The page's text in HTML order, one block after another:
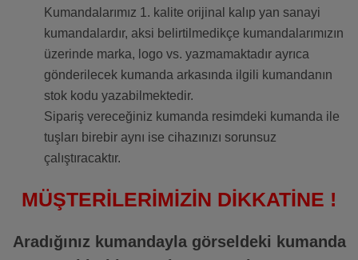
Kumandalarımız 1. kalite orijinal kalıp yan sanayi
kumandalardır, aksi belirtilmedikçe kumandalarımızın
üzerinde marka, logo vs. yazmamaktadır ayrıca
gönderilecek kumanda arkasında ilgili kumandanın
stok kodu yazabilmektedir.
Sipariş vereceğiniz kumanda resimdeki kumanda ile
tuşları birebir aynı ise cihazınızı sorunsuz
çalıştıracaktır.
MÜŞTERİLERİMİZİN DİKKATİNE !
Aradığınız kumandayla görseldeki kumanda